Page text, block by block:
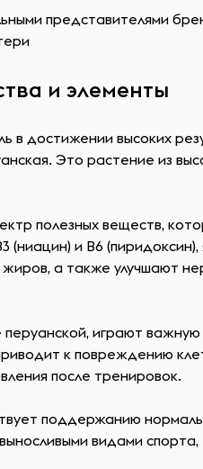
представителями
и элементы
в достижении высоких
Это растение из
полезных веществ,
(ниацин) и B6
а также улучшают
играют
к повреждению
после тренировок.
поддержанию
видами